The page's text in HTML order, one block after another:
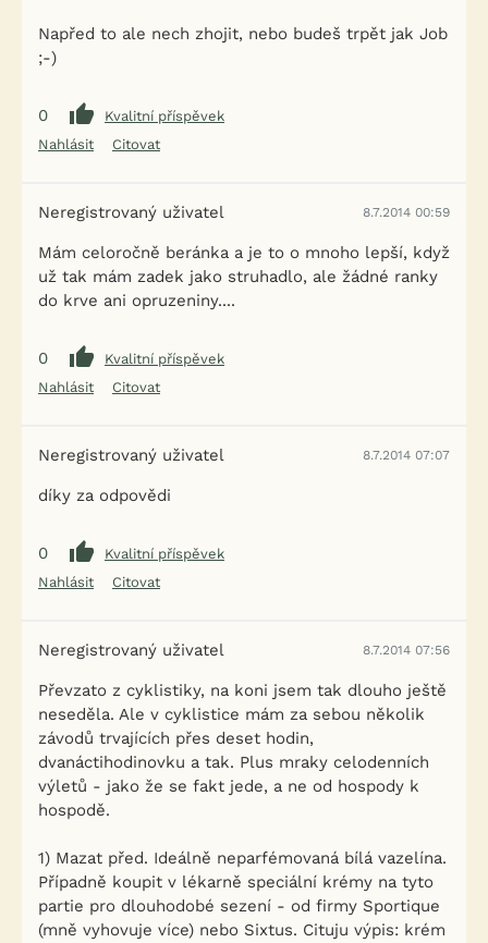
Napřed to ale nech zhojit, nebo budeš trpět jak Job
;-)
0
Kvalitní příspěvek
Nahlásit
Citovat
Neregistrovaný uživatel 8.7.2014 00:59
Mám celoročně beránka a je to o mnoho lepší, když
už tak mám zadek jako struhadlo, ale žádné ranky
do krve ani opruzeniny....
0
Kvalitní příspěvek
Nahlásit
Citovat
Neregistrovaný uživatel 8.7.2014 07:07
díky za odpovědi
0
Kvalitní příspěvek
Nahlásit
Citovat
Neregistrovaný uživatel 8.7.2014 07:56
Převzato z cyklistiky, na koni jsem tak dlouho ještě
neseděla. Ale v cyklistice mám za sebou několik
závodů trvajících přes deset hodin,
dvanáctihodinovku a tak. Plus mraky celodenních
výletů - jako že se fakt jede, a ne od hospody k
hospodě.
1) Mazat před. Ideálně neparfémovaná bílá vazelína.
Případně koupit v lékarně speciální krémy na tyto
partie pro dlouhodobé sezení - od firmy Sportique
(mně vyhovuje více) nebo Sixtus. Cituju výpis: krém